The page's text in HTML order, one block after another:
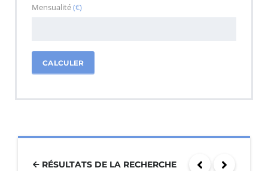
Mensualité(€)
CALCULER
RÉSULTATS DE LA RECHERCHE